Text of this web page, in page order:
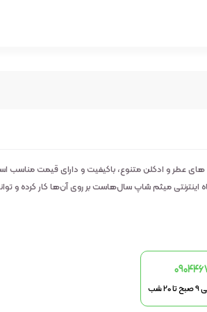
عطر و ادکلن متنوع، باکیفیت و دارای قیمت
میثم شاپ سال‌هاست بر روی آن‌ها کار کرده و
شب